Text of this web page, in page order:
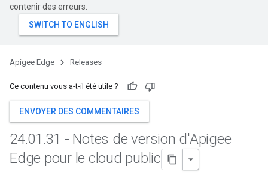
contenir des erreurs.
Apigee Edge Releases
Ce contenu vous a-t-il été utile ?
ENVOYER DES COMMENTAIRES
24.01 .31 - Notes de version d'Apigee
Edge pour le cloud public